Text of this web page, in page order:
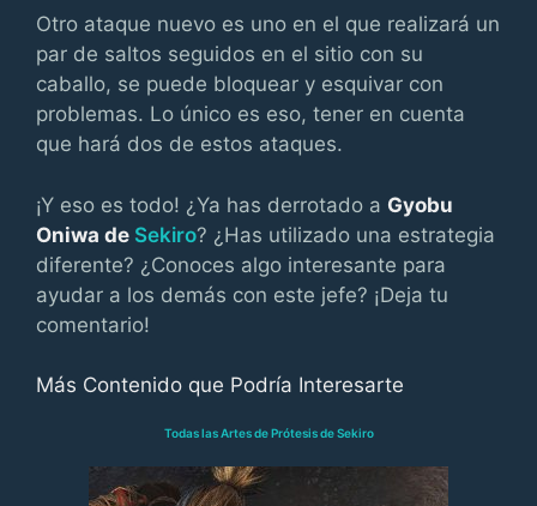
Otro ataque nuevo es uno en el que realizará un
par de saltos seguidos en el sitio con su
caballo, se puede bloquear y esquivar con
problemas. Lo único es eso, tener en cuenta
que hará dos de estos ataques.
¡Y eso es todo! ¿Ya has derrotado a Gyobu
Oniwa de Sekiro? ¿Has utilizado una estrategia
diferente? ¿Conoces algo interesante para
ayudar a los demás con este jefe? ¡Deja tu
comentario!
Más Contenido que Podría Interesarte
Todas las Artes de Prótesis de Sekiro